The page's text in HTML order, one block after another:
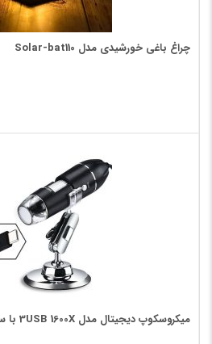
چراغ باغی خورشیدی مدل Solar-bat110
میکروسکوپ دیجیتال مدل 3USB 1600X با سه خروجی موبایل و کامپیوتر